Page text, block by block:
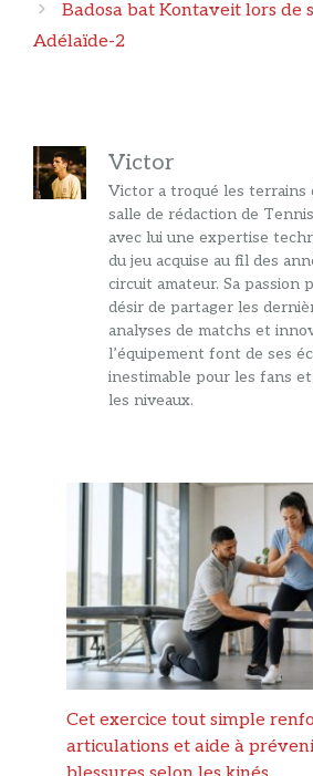
Badosa bat Kontaveit lors de
Adélaïde-2
Victor
Victor a troqué les terrains
salle de rédaction de
avec lui une expertise
du jeu acquise au fil des
circuit amateur. Sa passion
désir de partager les
analyses de matchs et
l’équipement font de ses
inestimable pour les fans
les niveaux.
Cet exercice tout simple
articulations et aide à